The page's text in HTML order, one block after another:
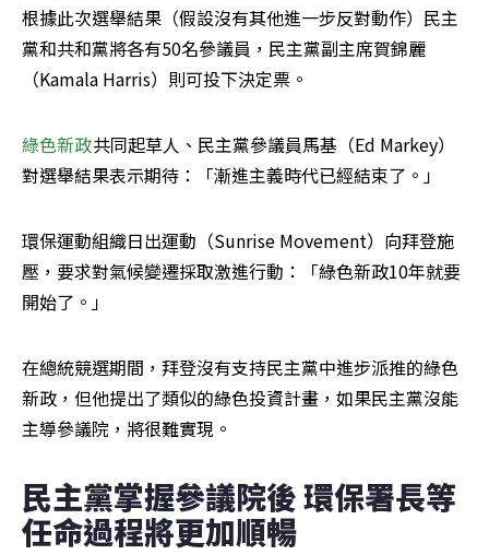
根據此次選舉結果（假設沒有其他進一步反對動作）民主
黨和共和黨將各有50名參議員，民主黨副主席賀錦麗
（Kamala Harris）則可投下決定票。
綠色新政共同起草人、民主黨參議員馬基（Ed Markey）
對選舉結果表示期待：「漸進主義時代已經結束了。」
環保運動組織日出運動（Sunrise Movement）向拜登施
壓，要求對氣候變遷採取激進行動：「綠色新政10年就要
開始了。」
在總統競選期間，拜登沒有支持民主黨中進步派推的綠色
新政，但他提出了類似的綠色投資計畫，如果民主黨沒能
主導參議院，將很難實現。
民主黨掌握參議院後 環保署長等
任命過程將更加順暢